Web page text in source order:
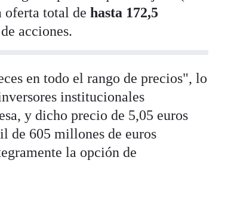
oferta total dehasta 172,5
acciones.
en todo el rango de precios", lo
institucionales
y dicho precio de 5,05 euros
de 605 millones de euros
la opción de